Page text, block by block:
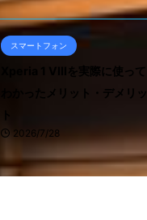
スマートフォン
Xperia 1 VIIIを実際に使って
わかったメリット・デメリッ
2026/7/28